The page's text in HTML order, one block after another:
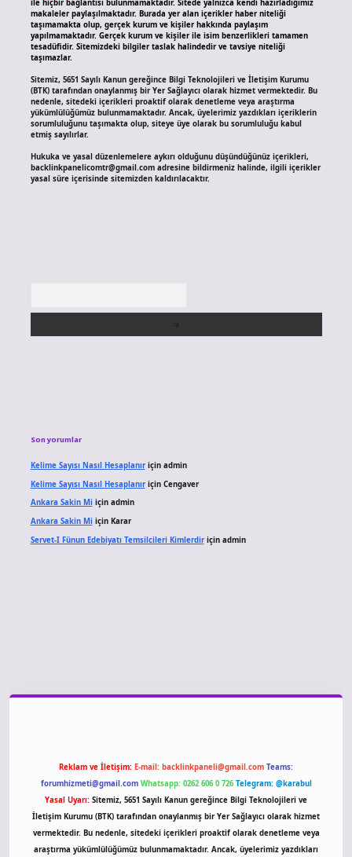
ile hiçbir bağlantısı bulunmamaktadır. Sitede yalnızca kendi hazırladığımız
makaleler paylaşılmaktadır. Burada yer alan içerikler haber niteliği
taşımamakta olup, gerçek kurum ve kişiler hakkında paylaşım
yapılmamaktadır. Gerçek kurum ve kişiler ile isim benzerlikleri tamamen
tesadüfidir. Sitemizdeki bilgiler taslak halindedir ve tavsiye niteliği
taşımazlar.
Sitemiz, 5651 Sayılı Kanun gereğince Bilgi Teknolojileri ve İletişim Kurumu
(BTK) tarafından onaylanmış bir Yer Sağlayıcı olarak hizmet vermektedir. Bu
nedenle, sitedeki içerikleri proaktif olarak denetleme veya araştırma
yükümlülüğümüz bulunmamaktadır. Ancak, üyelerimiz yazdıkları içeriklerin
sorumluluğunu taşımakta olup, siteye üye olarak bu sorumluluğu kabul
etmiş sayılırlar.
Hukuka ve yasal düzenlemelere aykırı olduğunu düşündüğünüz içerikleri,
backlinkpanelicomtr@gmail.comadresine bildirmeniz halinde, ilgili içerikler
yasal süre içerisinde sitemizden kaldırılacaktır.
Son yorumlar
Kelime Sayısı Nasıl Hesaplanıriçin admin
Kelime Sayısı Nasıl Hesaplanıriçin Cengaver
Ankara Sakin Miiçin admin
Ankara Sakin Miiçin Karar
Servet-I Fünun Edebiyatı Temsilcileri Kimlerdiriçin admin
Reklam ve İletişim: E-mail: backlinkpaneli@gmail.com Teams:
forumhizmeti@gmail.com Whatsapp: 0262 606 0 726 Telegram: @karabul
Yasal Uyarı: Sitemiz, 5651 Sayılı Kanun gereğince Bilgi Teknolojileri ve
İletişim Kurumu (BTK) tarafından onaylanmış bir Yer Sağlayıcı olarak hizmet
vermektedir. Bu nedenle, sitedeki içerikleri proaktif olarak denetleme veya
araştırma yükümlülüğümüz bulunmamaktadır. Ancak, üyelerimiz yazdıkları